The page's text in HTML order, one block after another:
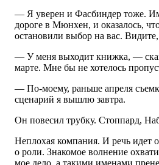
— Я уверен и Фасбиндер тоже.
дороге в Мюнхен, и оказалось,
остановили выбор на вас.
— У меня выходит книжка, —
марте. Мне бы не хотелось
— По-моему, раньше апреля
сценарий я вышлю завтра.
Он повесил трубку. Стоппард,
Неплохая компания. И речь идет
о роли. Знакомое волнение